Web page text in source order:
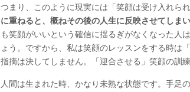
つまり、このように現実には「笑顔は受け入れら
に重ねると、概ねその後の人生に反映させてしまい
も笑顔がいいという確信に揺るぎがなくなった人
ょう。ですから、私は笑顔のレッスンをする時は
指摘は決してしません。「迎合させる」笑顔の訓
人間は生まれた時、かなり未熟な状態です。手足